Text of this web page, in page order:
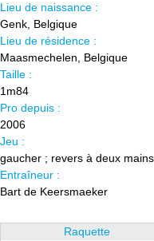
Lieu de naissance :
Genk, Belgique
Lieu de résidence :
Maasmechelen, Belgique
Taille :
1m84
Pro depuis :
2006
Jeu :
gaucher ; revers à deux mains
Entraîneur :
Bart de Keersmaeker
Raquette